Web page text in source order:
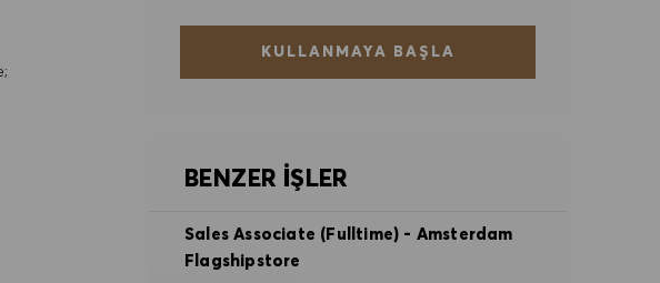
KULLANMAYA BAŞLA
BENZER İŞLER
Sales Associate (Fulltime) - Amsterdam
Flagshipstore